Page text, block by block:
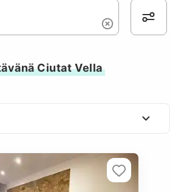
Ciutat Vella